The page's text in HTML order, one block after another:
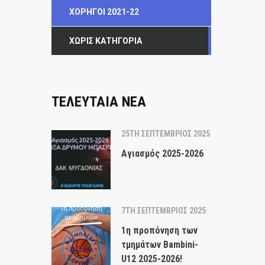
ΧΟΡΗΓΟΊ 2021-22
ΧΩΡΊΣ ΚΑΤΗΓΟΡΊΑ
ΤΕΛΕΥΤΑΙΑ ΝΕΑ
25TH ΣΕΠΤΈΜΒΡΙΟΣ 2025
Αγιασμός 2025-2026
7TH ΣΕΠΤΈΜΒΡΙΟΣ 2025
1η προπόνηση των
τμημάτων Bambini-
U12 2025-2026!